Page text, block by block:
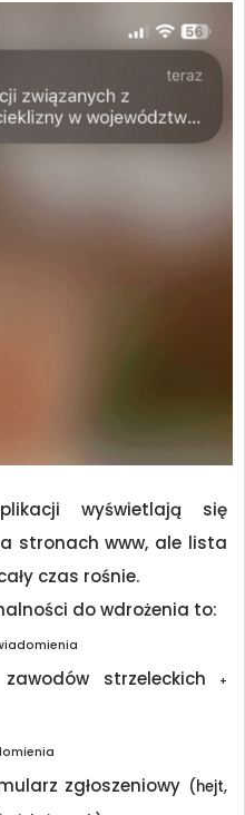
wyświetlają się
stronach www, ale lista
czas rośnie.
do wdrożenia to:
strzeleckich +
zgłoszeniowy (hejt,